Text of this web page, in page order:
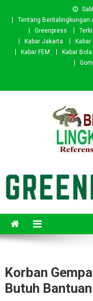
Tentang
Greenpress
Kabar Jakarta
Kabar FEM
Kabar Bola
Korban
Butuh Bantuan